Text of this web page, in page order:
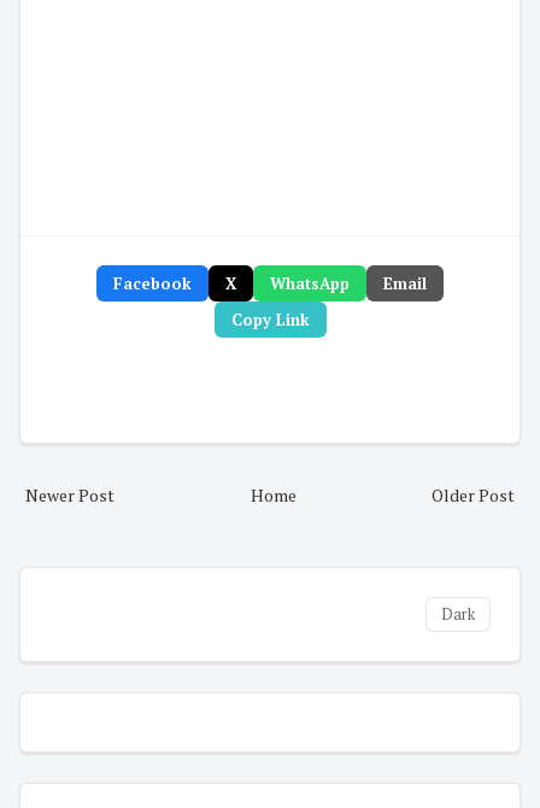
Facebook X WhatsApp
Email
Copy Link
Newer Post Older Post
Home
Dark